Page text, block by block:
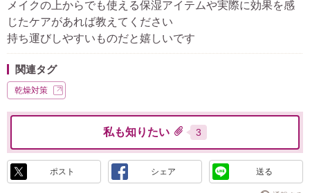
メイクの上からでも使える保湿アイテムや実際に効果を感
じたケアがあれば教えてください
持ち運びしやすいものだと嬉しいです
関連タグ
乾燥対策
私も知りたい 3
ポスト シェア 送る